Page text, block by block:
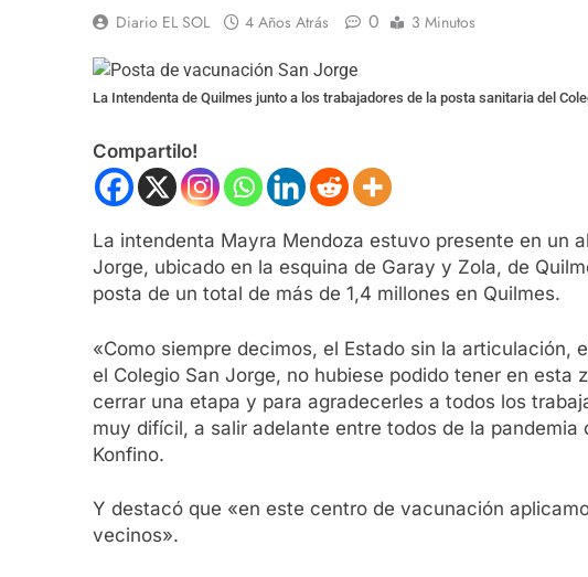
Diario EL SOL 4 Años Atrás 0 3 Minutos
La Intendenta de Quilmes junto a los trabajadores de la posta sanitaria del
Compartilo!
La intendenta Mayra Mendoza estuvo presente en un
Jorge, ubicado en la esquina de Garay y Zola, de
posta de un total de más de 1,4 millones en Quilmes.
«Como siempre decimos, el Estado sin la
el Colegio San Jorge, no hubiese podido tener en
cerrar una etapa y para agradecerles a todos los
muy difícil, a salir adelante entre todos de la
Konfino.
Y destacó que «en este centro de vacunación
vecinos».